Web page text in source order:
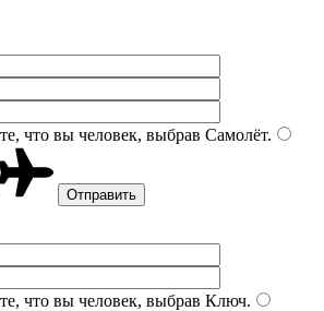
что вы человек, выбрав Самолёт.
что вы человек, выбрав Ключ.